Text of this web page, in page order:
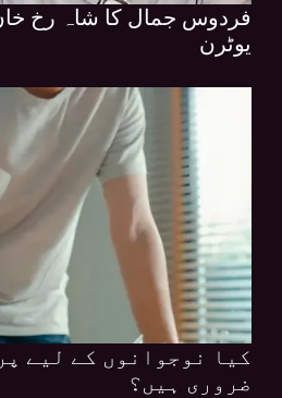
فردوس جمال کا شاہ رخ
یوٹرن
کیا نوجوانوں کے لیے
ضروری ہیں؟